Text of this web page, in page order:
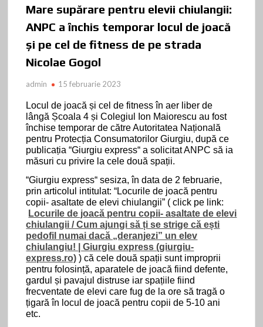
Jocurile de noroc și pariurile sportive- un jaf organizat avizat
de aministrația locală
Giurgiu Superangular – Fotografie de Epocă și Tehnică
INIMA TÂRGULUI
O duioșie care rușinează… : MARELE ABSENT
ROSTUL și RÂNDUIALA
Boléro: Premiera lui Ravel, între scandal și efervescență
CRAVATA GALBENĂ- un film românesc din altă lume
1926-2039: Cum s-au succedat generațiile și ce
caracteristici au
Parcul “Regina Maria”- semnul neputinței și al delăsării
administrației giurgiuvene locale
JOCUL DE-A VACANŢA- o alegere subtilă propusă de Teatrul
Mare supărare pentru elevii chiulangii:
ANPC a închis temporar locul de joacă
și pe cel de fitness de pe strada
Nicolae Gogol
admin 15 februarie 2023
Locul de joacă și cel de fitness în aer liber de
lângă Școala 4 și Colegiul Ion Maiorescu au fost
închise temporar de către Autoritatea Națională
pentru Protecția Consumatorilor Giurgiu, după ce
publicația“Giurgiu express“a solicitat ANPC să ia
măsuri cu privire la cele două spații.
“Giurgiu express“sesiza, în data de 2 februarie,
prin articolul intitulat: “Locurile de joacă pentru
copii- asaltate de elevi chiulangii” ( click pe link:
Locurile de joacă pentru copii- asaltate de elevi
chiulangii / Cum ajungi să ți se strige că ești
pedofil numai dacă „deranjezi” un elev
chiulangiu! | Giurgiu express (giurgiu-
express.ro) ) că cele două spații sunt improprii
pentru folosință, aparatele de joacă fiind defente,
gardul și pavajul distruse iar spațiile fiind
frecventate de elevi care fug de la ore să tragă o
țigară în locul de joacă pentru copii de 5-10 ani
etc.